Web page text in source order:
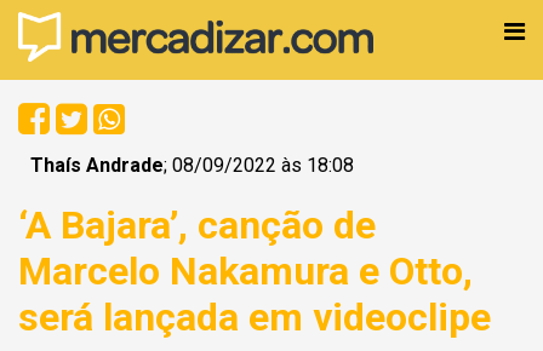
Thaís Andrade; 08/09/2022 às 18:08
‘A Bajara’, canção de
Marcelo Nakamura e Otto,
será lançada em videoclipe